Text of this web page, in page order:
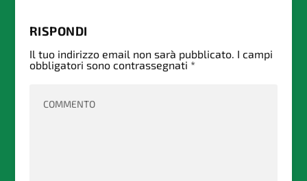
RISPONDI
Il tuo indirizzo email non sarà pubblicato. I campi
obbligatori sono contrassegnati *